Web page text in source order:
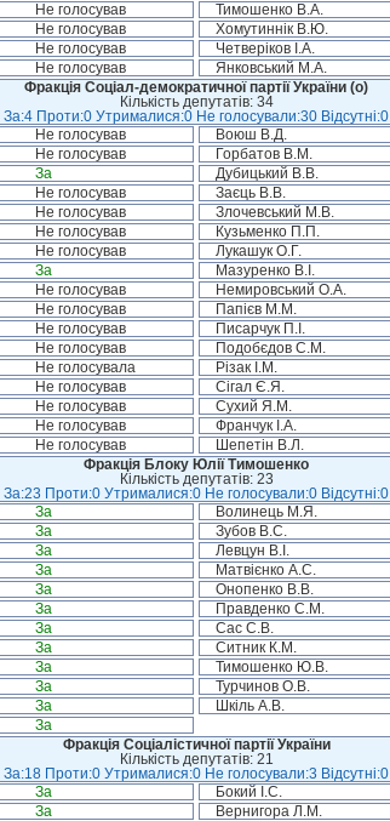
Не голосував Тимошенко В.А.
Не голосував Хомутиннік В.Ю.
Не голосував Четверіков І.А.
Не голосував Янковський М.А.
Фракція Соціал-демократичної партії України (о)
Кількість депутатів: 34
За:4 Проти:0 Утрималися:0 Не голосували:30 Відсутні:0
Не голосував Воюш В.Д.
Не голосував Горбатов В.М.
За Дубицький В.В.
Не голосував Заєць В.В.
Не голосував Злочевський М.В.
Не голосував Кузьменко П.П.
Не голосував Лукашук О.Г.
За Мазуренко В.І.
Не голосував Немировський О.А.
Не голосував Папієв М.М.
Не голосував Писарчук П.І.
Не голосував Подобєдов С.М.
Не голосувала Різак І.М.
Не голосував Сігал Є.Я.
Не голосував Сухий Я.М.
Не голосував Франчук І.А.
Не голосував Шепетін В.Л.
Фракція Блоку Юлії Тимошенко
Кількість депутатів: 23
За:23 Проти:0 Утрималися:0 Не голосували:0 Відсутні:0
За Волинець М.Я.
За Зубов В.С.
За Левцун В.І.
За Матвієнко А.С.
За Онопенко В.В.
За Правденко С.М.
За Сас С.В.
За Ситник К.М.
За Тимошенко Ю.В.
За Турчинов О.В.
За Шкіль А.В.
За
Фракція Соціалістичної партії України
Кількість депутатів: 21
За:18 Проти:0 Утрималися:0 Не голосували:3 Відсутні:0
За Бокий І.С.
За Вернигора Л.М.